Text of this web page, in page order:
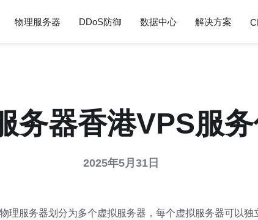
物理服务器 DDoS防御 数据中心 解决方案
务器香港VPS服
2025年5月31日
理服务器划分为多个虚拟服务器，每个虚拟服务器可以